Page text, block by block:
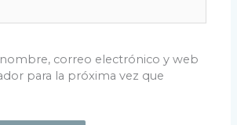
correo electrónico y web
para la próxima vez que